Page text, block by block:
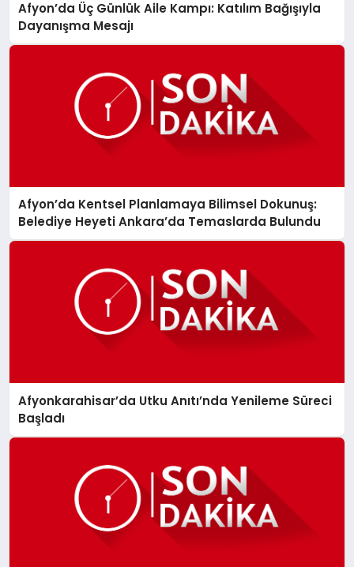
Afyon’da Üç Günlük Aile Kampı: Katılım Bağışıyla
Dayanışma Mesajı
Afyon’da Kentsel Planlamaya Bilimsel Dokunuş:
Belediye Heyeti Ankara’da Temaslarda Bulundu
Afyonkarahisar’da Utku Anıtı’nda Yenileme Süreci
Başladı